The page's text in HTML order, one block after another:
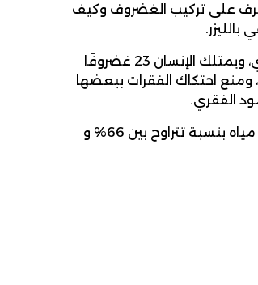
على تركيب الغضروف وكيف
الغضروف هو نسيج ضام قوي ومرن في نفس الوقت، ويتواجد بين فقرات العمود الفقري، ويمتلك الإنسان 23 غضروفًا
احتكاك الفقرات ببعضها
الفقري.
ويتكون الغضروف من نواة مركزية يُحيط بها قرص من الألياف، وتتكون نواة الغضروف من مياه بنسبة تتراوح بين 66% و